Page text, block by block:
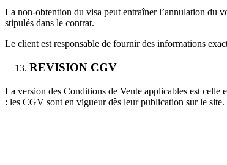
La non-obtention du visa peut entraîner l’annulation du
stipulés dans le contrat.
Le client est responsable de fournir des informations
REVISION CGV
La version des Conditions de Vente applicables est
: les CGV sont en vigueur dès leur publication sur le site.